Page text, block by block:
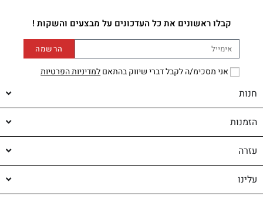
קבלו ראשונים את כל העדכונים על מבצעים והשקות !
אני מסכימ/ה לקבל דברי שיווק בהתאםלמדיניות הפרטיות
הרשמה
חנות
הזמנות
עזרה
עלינו